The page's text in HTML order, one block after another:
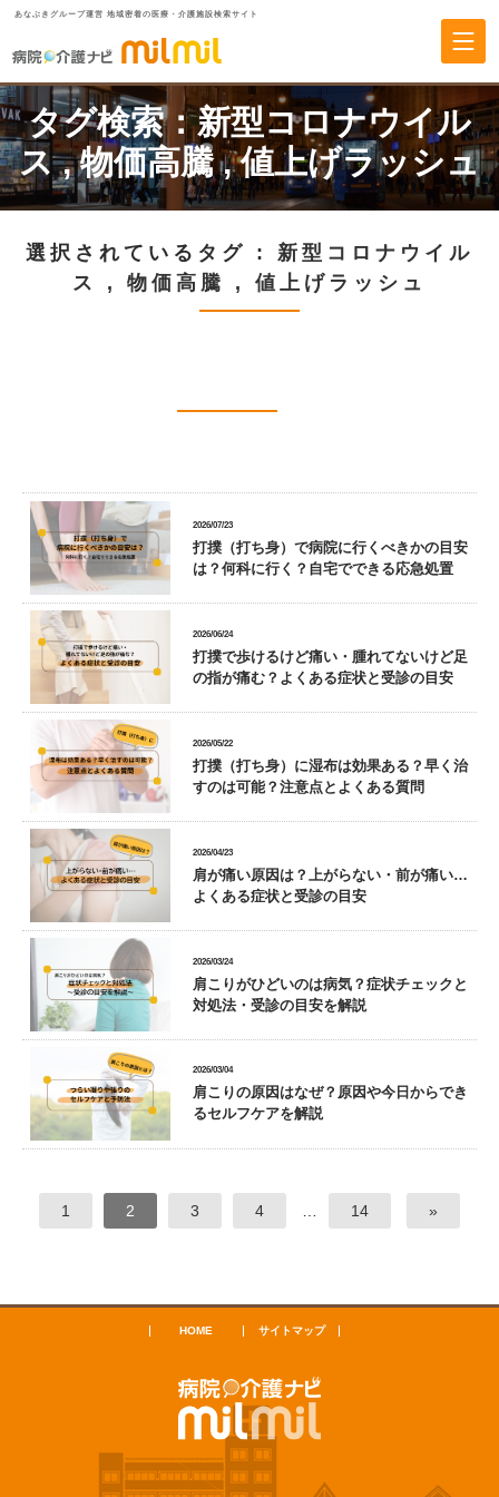
あなぶきグループ運営 地域密着の医療・介護施設検索サイト
タグ検索：新型コロナウイル
ス,物価高騰,値上げラッシュ
選択されているタグ : 新型コロナウイル
ス
, 物価高騰 , 値上げラッシュ
2026/07/23
打撲（打ち身）で病院に行くべきかの目安
は？何科に行く？自宅でできる応急処置
2026/06/24
打撲で歩けるけど痛い・腫れてないけど足
の指が痛む？よくある症状と受診の目安
2026/05/22
打撲（打ち身）に湿布は効果ある？早く治
すのは可能？注意点とよくある質問
2026/04/23
肩が痛い原因は？上がらない・前が痛い…
よくある症状と受診の目安
2026/03/24
肩こりがひどいのは病気？症状チェックと
対処法・受診の目安を解説
2026/03/04
肩こりの原因はなぜ？原因や今日からでき
るセルフケアを解説
1 2 3 4 14 »
HOME サイトマップ